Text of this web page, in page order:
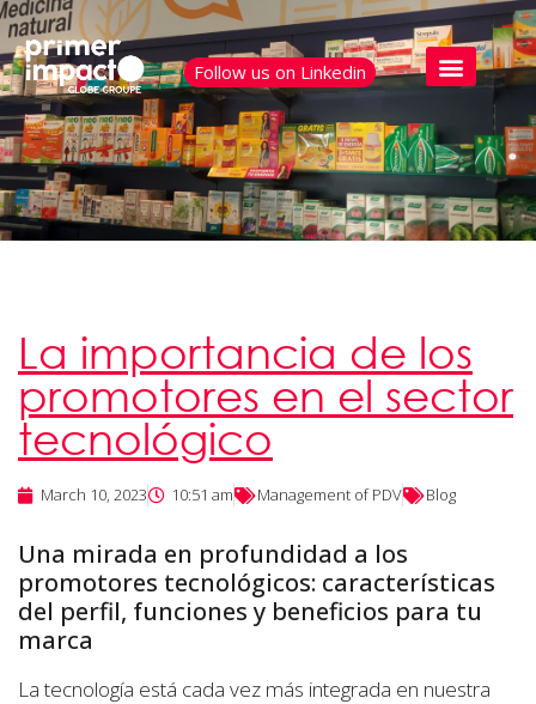
Follow us on Linkedin
La importancia de los
promotores en el sector
tecnológico
March 10, 2023 10:51 am Management of PDV Blog
Una mirada en profundidad a los
promotores tecnológicos: características
del perfil, funciones y beneficios para tu
marca
La tecnología está cada vez más integrada en nuestra